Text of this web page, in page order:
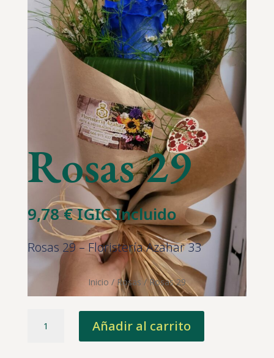
Rosas 29
9,78€IGIC Incluido
Rosas 29 – Floristería Azahar 33
Inicio / Rosas/ Rosas 29
Añadir al carrito